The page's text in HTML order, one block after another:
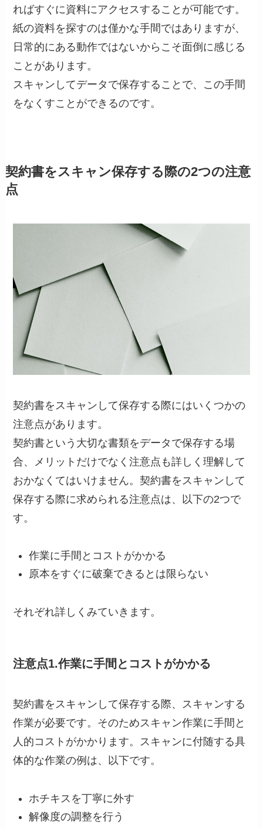
ればすぐに資料にアクセスすることが可能です。
紙の資料を探すのは僅かな手間ではありますが、
日常的にある動作ではないからこそ面倒に感じる
ことがあります。
スキャンしてデータで保存することで、この手間
をなくすことができるのです。
契約書をスキャン保存する際の2つの注意
点
契約書をスキャンして保存する際にはいくつかの
注意点があります。
契約書という大切な書類をデータで保存する場
合、メリットだけでなく注意点も詳しく理解して
おかなくてはいけません。契約書をスキャンして
保存する際に求められる注意点は、以下の2つで
す。
作業に手間とコストがかかる
原本をすぐに破棄できるとは限らない
それぞれ詳しくみていきます。
注意点1.作業に手間とコストがかかる
契約書をスキャンして保存する際、スキャンする
作業が必要です。そのためスキャン作業に手間と
人的コストがかかります。スキャンに付随する具
体的な作業の例は、以下です。
ホチキスを丁寧に外す
解像度の調整を行う